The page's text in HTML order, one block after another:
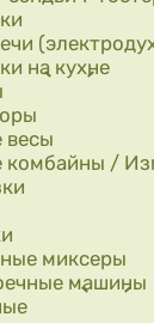
на кухне
весы
комбайны /
миксеры
машины